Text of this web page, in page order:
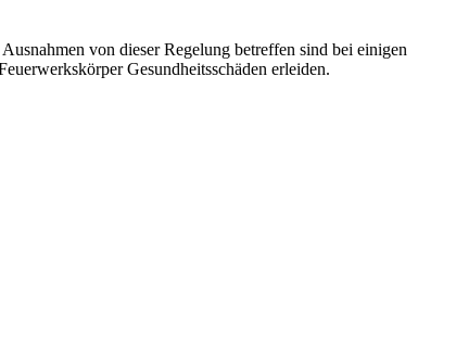
von dieser Regelung betreffen sind bei einigen
Gesundheitsschäden erleiden.